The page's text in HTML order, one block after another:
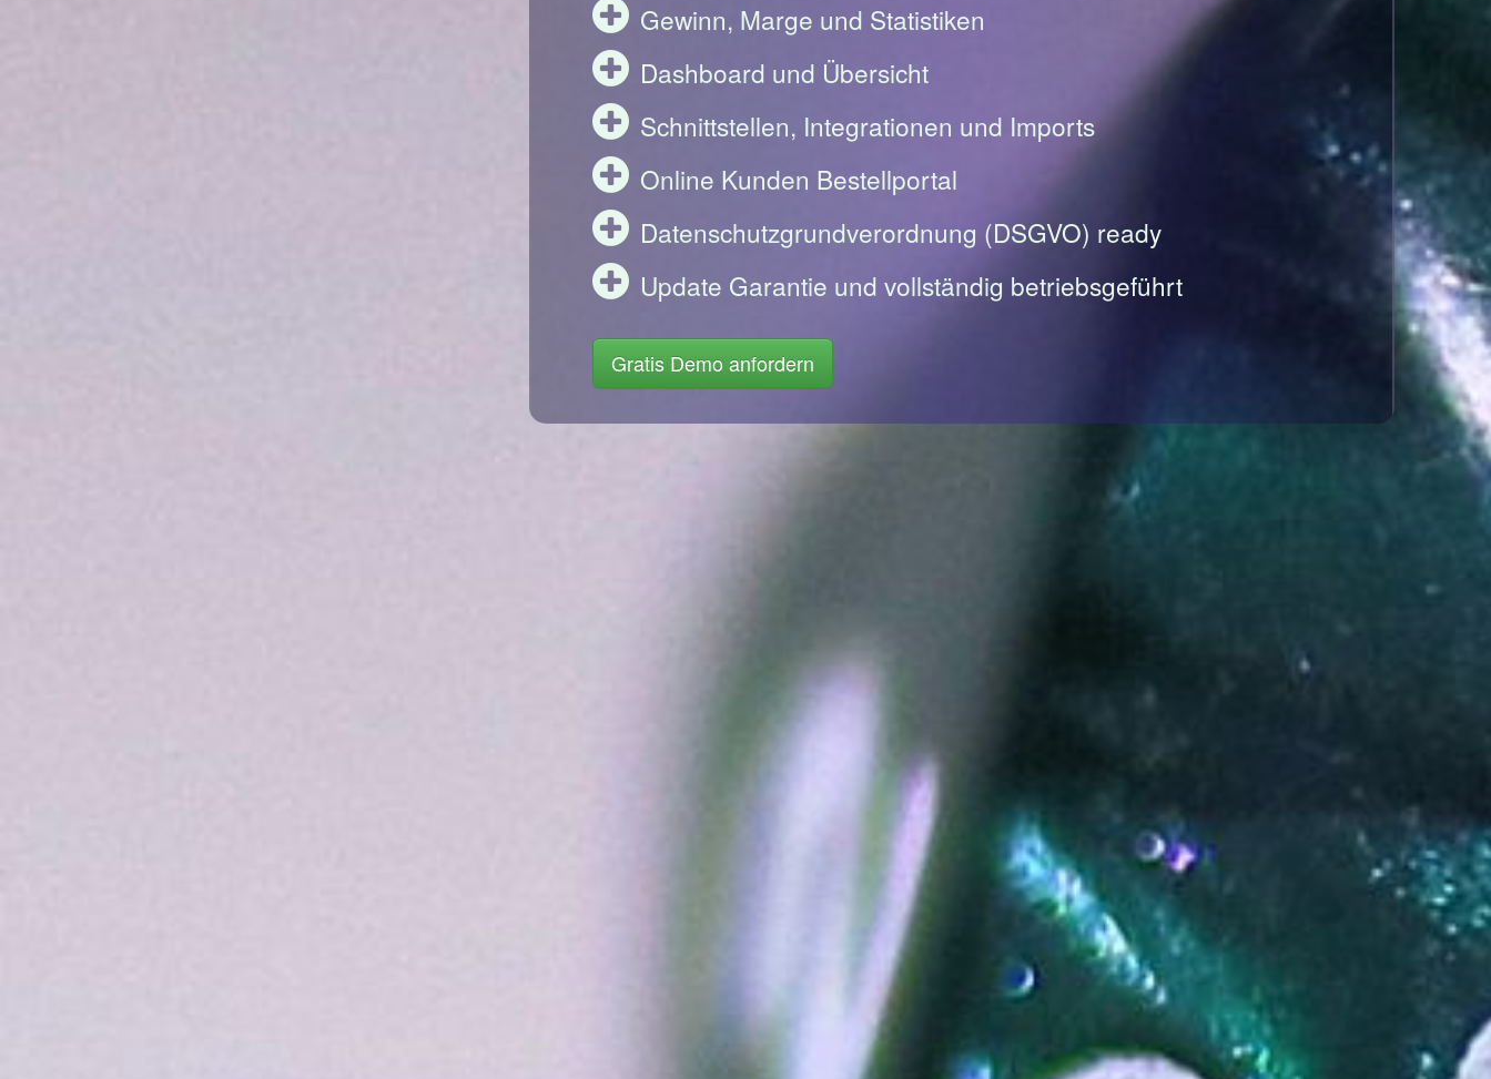
Gewinn, Marge und Statistiken
Dashboard und Übersicht
Schnittstellen, Integrationen und Imports
Online Kunden Bestellportal
Datenschutzgrundverordnung (DSGVO) ready
Update Garantie und vollständig betriebsgeführt
Gratis Demo anfordern